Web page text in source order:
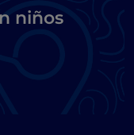
niños